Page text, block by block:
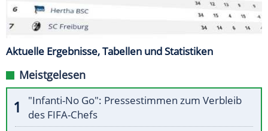
Aktuelle Ergebnisse, Tabellen und Statistiken
Meistgelesen
"Infanti-No Go": Pressestimmen zum Verbleib
des FIFA-Chefs